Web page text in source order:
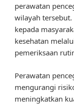
perawatan
wilayah
kepada
kesehatan
pemeriksaan
Perawatan
mengurangi
meningkatkan